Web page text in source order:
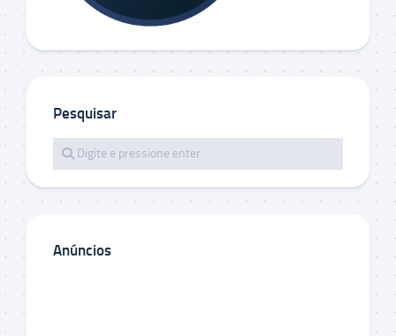
Pesquisar
Anúncios